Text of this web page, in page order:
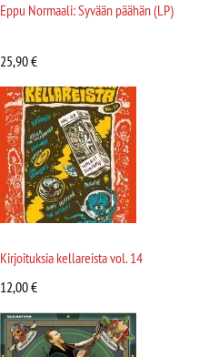
Eppu Normaali: Syvään päähän (LP)
25,90€
Kirjoituksia kellareista vol. 14
12,00€